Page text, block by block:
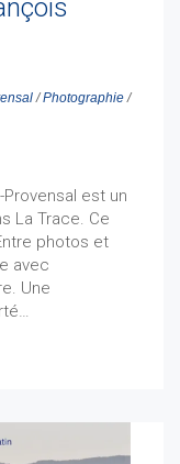
/Photographie/
est un
La Trace. Ce
photos et
avec
Une